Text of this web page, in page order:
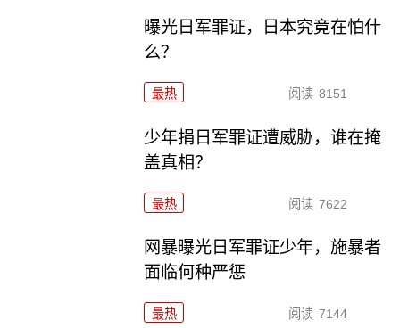
曝光日军罪证，日本究竟在怕什
么？
最热 阅读 8151
少年捐日军罪证遭威胁，谁在掩
盖真相？
最热 阅读 7622
网暴曝光日军罪证少年，施暴者
面临何种严惩
最热 阅读 7144